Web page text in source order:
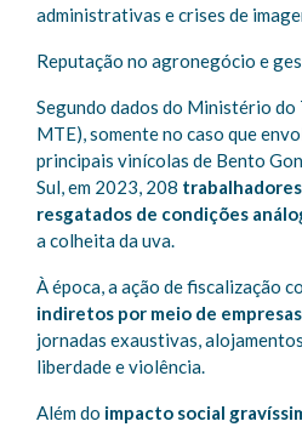
administrativas e crises de
Reputação no agronegócio e
Segundo dados do Ministério do
MTE), somente no caso que
principais vinícolas de Bento
Sul, em 2023, 208
resgatados de condições
a colheita da uva.
À época, a ação de fiscalização
indiretos por meio de
jornadas exaustivas,
liberdade e violência.
Além do impacto social